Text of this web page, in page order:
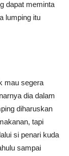
dapat meminta
lumping itu
mau segera
dia dalam
diharuskan
tapi
si penari kuda
sampai